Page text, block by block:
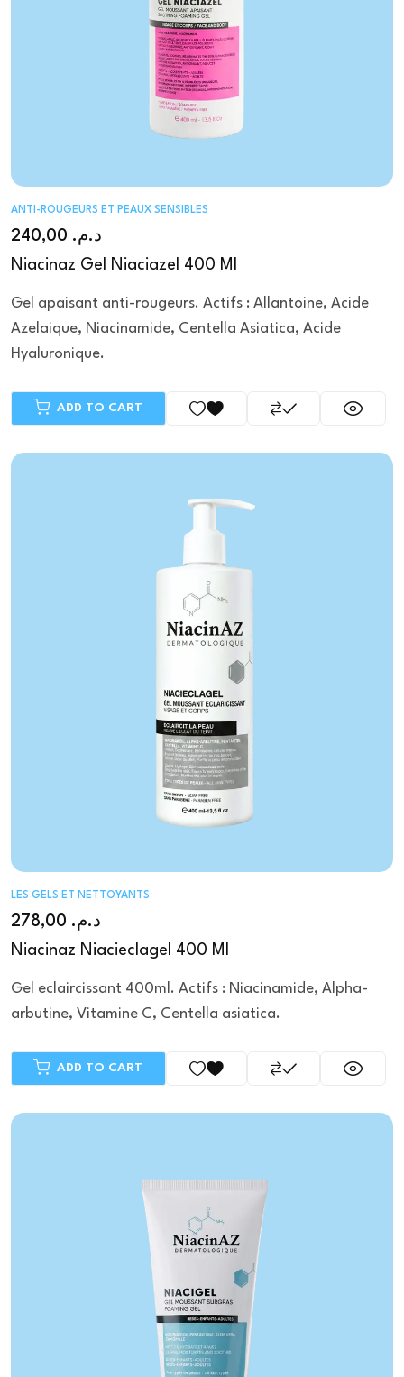
ANTI-ROUGEURS ET PEAUX SENSIBLES
Niacinaz Gel Niaciazel 400 Ml
د.م.
Gel apaisant anti-rougeurs. Actifs : Allantoine, Acide
Azelaique, Niacinamide, Centella Asiatica, Acide
Hyaluronique.
ADD TO CART
LES GELS ET NETTOYANTS
Niacinaz Niacieclagel 400 Ml
د.م.
Gel eclaircissant 400ml. Actifs : Niacinamide, Alpha-
arbutine, Vitamine C, Centella asiatica.
ADD TO CART